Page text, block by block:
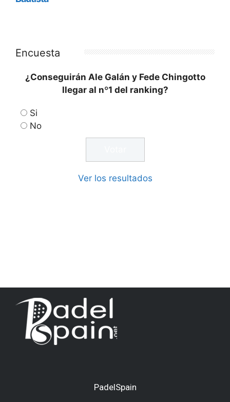
Encuesta
¿Conseguirán Ale Galán y Fede Chingotto
llegar al nº1 del ranking?
Si
No
Ver los resultados
PadelSpain